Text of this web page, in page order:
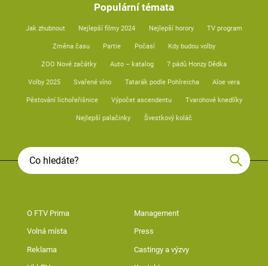
Populární témata
Jak zhubnout Nejlepší filmy 2024 Nejlepší horory TV program
Změna času Partie Počasí Kdy budou volby
ZOO Nové začátky Auto – katalog 7 pádů Honzy Dědka
Volby 2025 Svařené víno Tatarák podle Pohlreicha Aloe vera
Pěstování lichořeřišnice Výpočet ascendentu Tvarohové knedlíky
Nejlepší palačinky Švestkový koláč
O FTV Prima Management
Volná místa Press
Reklama Castingy a výzvy